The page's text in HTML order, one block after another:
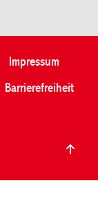
Impressum
Barrierefreiheit